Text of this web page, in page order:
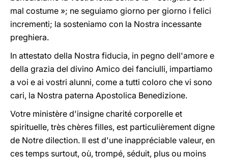
mal costume »; ne seguiamo giorno per giorno i felici
incrementi; la sosteniamo con la Nostra incessante
preghiera.
In attestato della Nostra fiducia, in pegno dell'amore e
della grazia del divino Amico dei fanciulli, impartiamo
a voi e ai vostri alunni, come a tutti coloro che vi sono
cari, la Nostra paterna Apostolica Benedizione.
Votre ministère d'insigne charité corporelle et
spirituelle, très chères filles, est particulièrement digne
de Notre dilection. Il est d'une inappréciable valeur, en
ces temps surtout, où, trompé, séduit, plus ou moins